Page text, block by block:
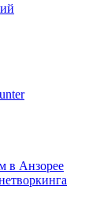
в Анзорее